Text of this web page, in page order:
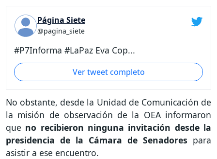
Página Siete
@pagina_siete
#P7Informa #LaPaz Eva Cop...
Ver tweet completo
No obstante, desde la Unidad de Comunicación de
la misión de observación de la OEA informaron
que no recibieron ninguna invitación desde la
presidencia de la Cámara de Senadores para
asistir a ese encuentro.